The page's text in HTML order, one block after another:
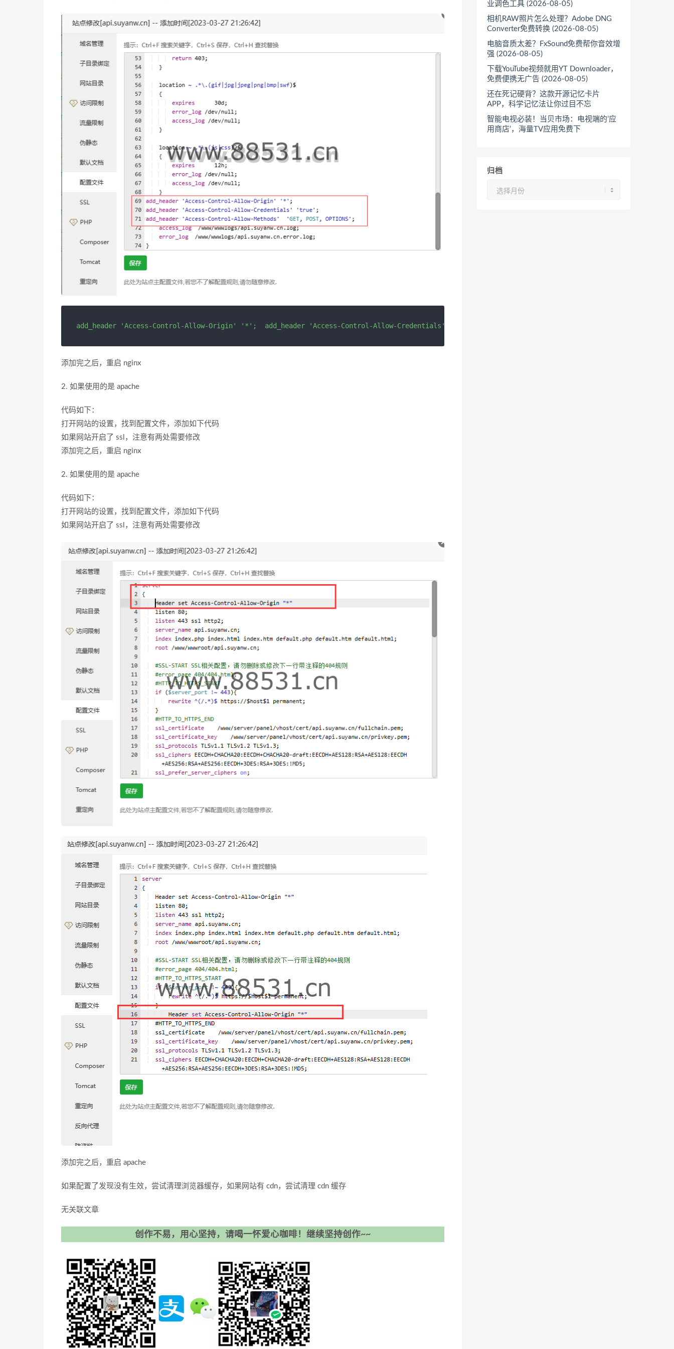
add_header 'Access-Control-Allow-Origin' '*';  add_header 'Access-Control-Allow-Credentials' 'true';  add_header 'Access-Control-Allow-Methods' 'GET,
添加完之后，重启 nginx
2. 如果使用的是 apache
代码如下：
打开网站的设置，找到配置文件，添加如下代码
如果网站开启了 ssl，注意有两处需要修改
添加完之后，重启 nginx
2. 如果使用的是 apache
代码如下：
打开网站的设置，找到配置文件，添加如下代码
如果网站开启了 ssl，注意有两处需要修改
添加完之后，重启 apache
如果配置了发现没有生效，尝试清理浏览器缓存，如果网站有 cdn，尝试清理 cdn 缓存
无关联文章
创作不易，用心坚持，请喝一怀爱心咖啡！继续坚持创作~~
业调色工具 (2026-08-05)
相机RAW照片怎么处理？Adobe DNG
Converter免费转换 (2026-08-05)
电脑音质太差？FxSound免费帮你音效增
强 (2026-08-05)
下载YouTube视频就用YT Downloader，
免费便携无广告 (2026-08-05)
还在死记硬背？这款开源记忆卡片
APP，科学记忆法让你过目不忘
智能电视必装！当贝市场：电视端的’应
用商店’，海量TV应用免费下
归档